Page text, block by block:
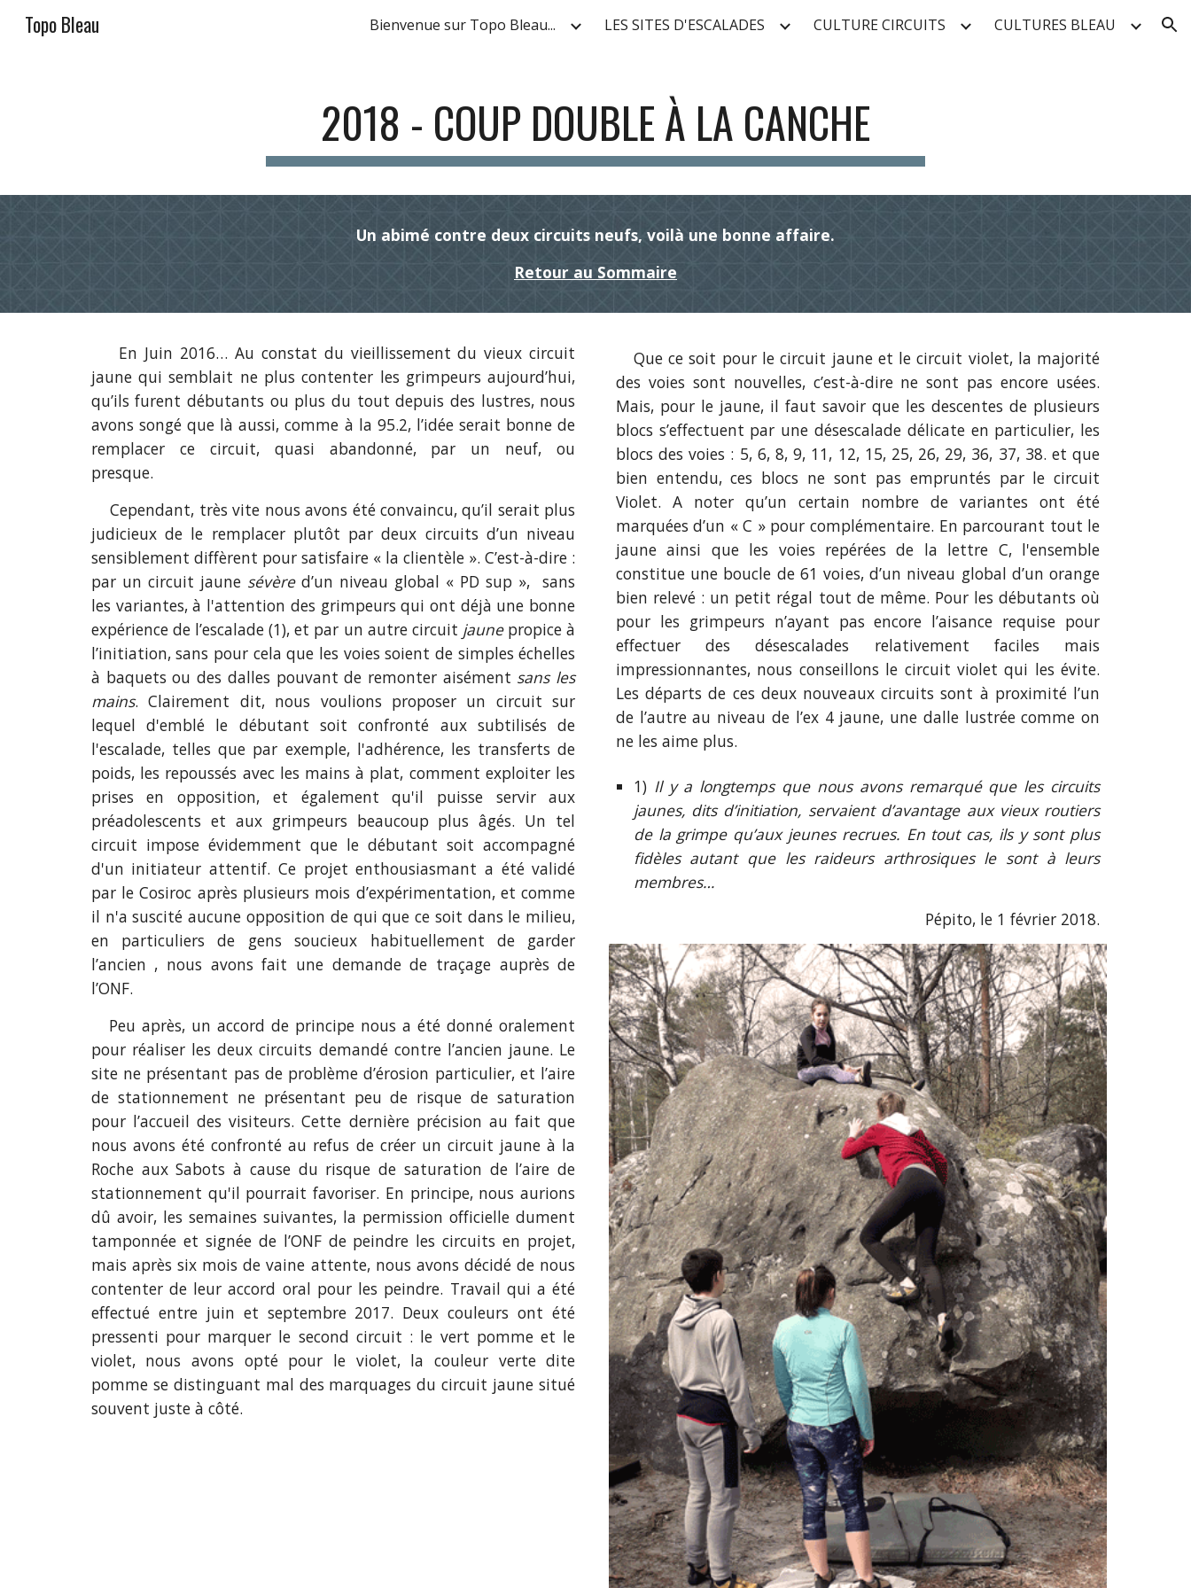
Skip to main content Skip to navigation
Topo Bleau Bienvenue sur Topo Bleau... LES SITES D'ESCALADES CULTURE CIRCUITS CULTURES BLEAU
2018 - COUP DOUBLE À LA CANCHE
Un abimé contre deux circuits neufs, voilà une bonne affaire.
Retour au Sommaire
En Juin 2016… Au constat du vieillissement du vieux circuit
jaune qui semblait ne plus contenter les grimpeurs aujourd’hui,
qu’ils furent débutants ou plus du tout depuis des lustres, nous
avons songé que là aussi, comme à la 95.2, l’idée serait bonne de
remplacer ce circuit, quasi abandonné, par un neuf, ou
presque.
Cependant, très vite nous avons été convaincu, qu’il serait plus
judicieux de le remplacer plutôt par deux circuits d’un niveau
sensiblement diffèrent pour satisfaire « la clientèle ». C’est-à-dire :
par un circuit jaune sévèred’un niveau global « PD sup », sans
les variantes, à l'attention des grimpeurs qui ont déjà une bonne
expérience de l’escalade (1), et par un autre circuit jaunepropice à
l’initiation, sans pour cela que les voies soient de simples échelles
à baquets ou des dalles pouvant de remonter aisément sans les
mains. Clairement dit, nous voulions proposer un circuit sur
lequel d'emblé le débutant soit confronté aux subtilisés de
l'escalade, telles que par exemple, l'adhérence, les transferts de
poids, les repoussés avec les mains à plat, comment exploiter les
prises en opposition, et également qu'il puisse servir aux
préadolescents et aux grimpeurs beaucoup plus âgés. Un tel
circuit impose évidemment que le débutant soit accompagné
d'un initiateur attentif. Ce projet enthousiasmant a été validé
par le Cosiroc après plusieurs mois d’expérimentation, et comme
il n'a suscité aucune opposition de qui que ce soit dans le milieu,
en particuliers de gens soucieux habituellement de garder
l’ancien , nous avons fait une demande de traçage auprès de
l’ONF.
Peu après, un accord de principe nous a été donné oralement
pour réaliser les deux circuits demandé contre l’ancien jaune. Le
site ne présentant pas de problème d’érosion particulier, et l’aire
de stationnement ne présentant peu de risque de saturation
pour l’accueil des visiteurs. Cette dernière précision au fait que
nous avons été confronté au refus de créer un circuit jaune à la
Roche aux Sabots à cause du risque de saturation de l’aire de
stationnement qu'il pourrait favoriser. En principe, nous aurions
dû avoir, les semaines suivantes, la permission officielle dument
tamponnée et signée de l’ONF de peindre les circuits en projet,
mais après six mois de vaine attente, nous avons décidé de nous
contenter de leur accord oral pour les peindre. Travail qui a été
effectué entre juin et septembre 2017. Deux couleurs ont été
pressenti pour marquer le second circuit : le vert pomme et le
violet, nous avons opté pour le violet, la couleur verte dite
pomme se distinguant mal des marquages du circuit jaune situé
souvent juste à côté.
Que ce soit pour le circuit jaune et le circuit violet, la majorité
des voies sont nouvelles, c’est-à-dire ne sont pas encore usées.
Mais, pour le jaune, il faut savoir que les descentes de plusieurs
blocs s’effectuent par une désescalade délicate en particulier, les
blocs des voies : 5, 6, 8, 9, 11, 12, 15, 25, 26, 29, 36, 37, 38. et que
bien entendu, ces blocs ne sont pas empruntés par le circuit
Violet. A noter qu’un certain nombre de variantes ont été
marquées d’un « C » pour complémentaire. En parcourant tout le
jaune ainsi que les voies repérées de la lettre C, l'ensemble
constitue une boucle de 61 voies, d’un niveau global d’un orange
bien relevé : un petit régal tout de même. Pour les débutants où
pour les grimpeurs n’ayant pas encore l’aisance requise pour
effectuer des désescalades relativement faciles mais
impressionnantes, nous conseillons le circuit violet qui les évite.
Les départs de ces deux nouveaux circuits sont à proximité l’un
de l’autre au niveau de l’ex 4 jaune, une dalle lustrée comme on
ne les aime plus.
1) Il y a longtemps que nous avons remarqué que les circuits
jaunes, dits d’initiation, servaient d’avantage aux vieux routiers
de la grimpe qu’aux jeunes recrues. En tout cas, ils y sont plus
fidèles autant que les raideurs arthrosiques le sont à leurs
membres…
Pépito, le 1 février 2018.